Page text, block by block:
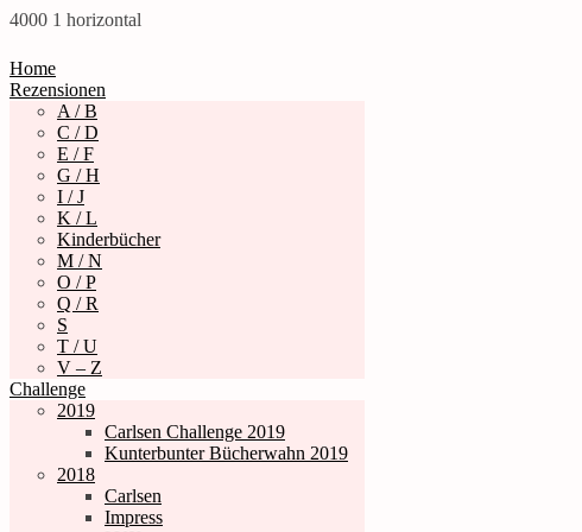
4000 1 horizontal
Home
Rezensionen
A / B
C / D
E / F
G / H
I / J
K / L
Kinderbücher
M / N
O / P
Q / R
S
T / U
V – Z
Challenge
2019
Carlsen Challenge 2019
Kunterbunter Bücherwahn 2019
2018
Carlsen
Impress